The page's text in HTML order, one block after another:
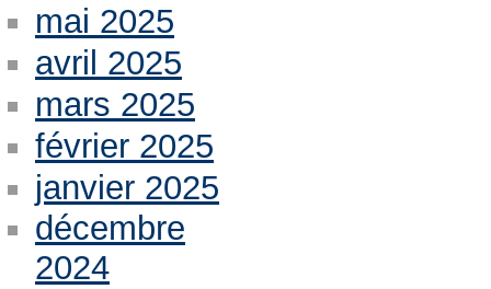
mai 2025
avril 2025
mars 2025
février 2025
janvier 2025
décembre
2024